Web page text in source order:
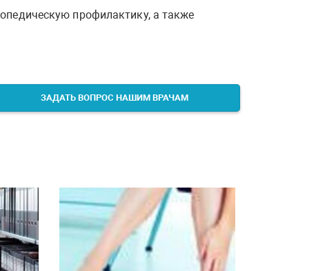
профилактику, а также
ЗАДАТЬ ВОПРОС НАШИМ ВРАЧАМ